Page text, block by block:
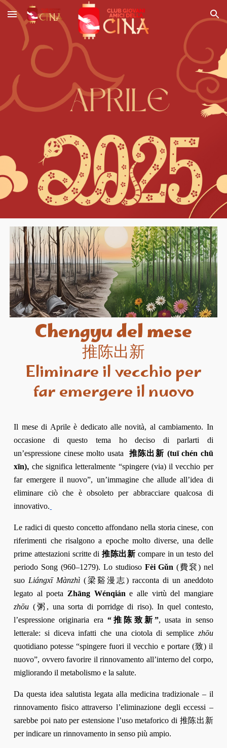
Skip to main content Skip to navigation
Chengyu del mese
推陈出新
Eliminare il vecchio per
far emergere il nuovo
Il mese di Aprile è dedicato alle novità, al cambiamento. In
occasione di questo tema ho deciso
di parlarti di
un’espressione cinese molto usata 推陈出新 (tuī chén chū
xīn), che significa letteralmente “spingere (via) il vecchio per
far emergere il nuovo”, un’immagine che allude all’idea di
eliminare ciò che è obsoleto per abbracciare qualcosa di
innovativo.
Le radici di questo concetto affondano nella storia cinese, con
riferimenti che risalgono a epoche molto diverse, una delle
prime attestazioni scritte di 推陈出新 compare in un testo del
periodo Song (960–1279). Lo studioso Fèi Gǔn (費袞) nel
suo Liángxī Mànzhì (梁谿漫志) racconta di un aneddoto
legato al poeta Zhāng Wénqián e alle virtù del mangiare
zhōu (粥, una sorta di porridge di riso)​. In quel contesto,
l’espressione originaria era “推陈致新”, usata in senso
letterale: si diceva infatti che una ciotola di semplice zhōu
quotidiano potesse “spingere fuori il vecchio e portare (致) il
nuovo”, ovvero favorire il rinnovamento all’interno del corpo,
migliorando il metabolismo e la salute​.
Da questa idea salutista legata alla medicina tradizionale – il
rinnovamento fisico attraverso l’eliminazione degli eccessi –
sarebbe poi nato per estensione l’uso metaforico di 推陈出新
per indicare un rinnovamento in senso più ampio.